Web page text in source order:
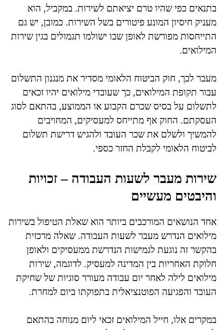
בתנאים כפי שהיו טרם יציאתם לשירות. במקביל, הוא
מעניק חיסיון המונע פיטורים בשל השירות. כמובן, יש גם
התייחסות מפורשת לאופן שבו ישולמו תגמולים בגין שירות
המילואים.
מעבר לכך, חוק הביטוח הלאומי מסדיר את מנגנון התשלום
עבור תקופת המילואים, כך שעובדי מילואים יהיו זכאים
לתשלום על בסיס שכרם הקבוע או הממוצע, בהתאם לסוג
העסקתם. החוק אף מתייחס למעסיקים, המחויבים
להמשיך ולשלם את שכר העובד ולהגיש דרישת תשלום
לביטוח הלאומי לקבלת החזר כספי.
שירות מעבר לשעות העבודה – זכויות
והיבטים מעשיים
אחד הנושאים המורכבים ביותר הוא שאלת הטיפול בשירות
מילואים הנדרש מעבר לשעות העבודה. שאלה מרכזית
בהקשר זה נוגעת לגמישות הנדרשת ממעסיקים ולאופן
חלוקת האחריות בין המדינה למעסיק. לדוגמה, שירות
מילואים לילה לאחר יום עבודה מעורר סוגיות של שחיקת
העובד והפגיעה הפוטנציאלית בתפוקתו ביום למחרת.
במקרים אלו, חייל המילואים זכאי ליום מנוחה בהתאם